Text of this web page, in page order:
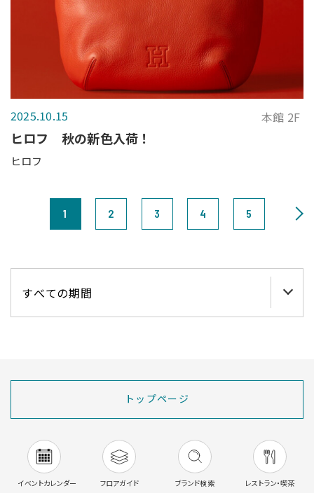
2025.10.15 本館 2F
ヒロフ 秋の新色入荷！
ヒロフ
1 2 3 4 5
トップページ
イベントカレンダー フロアガイド ブランド検索 レストラン・喫茶